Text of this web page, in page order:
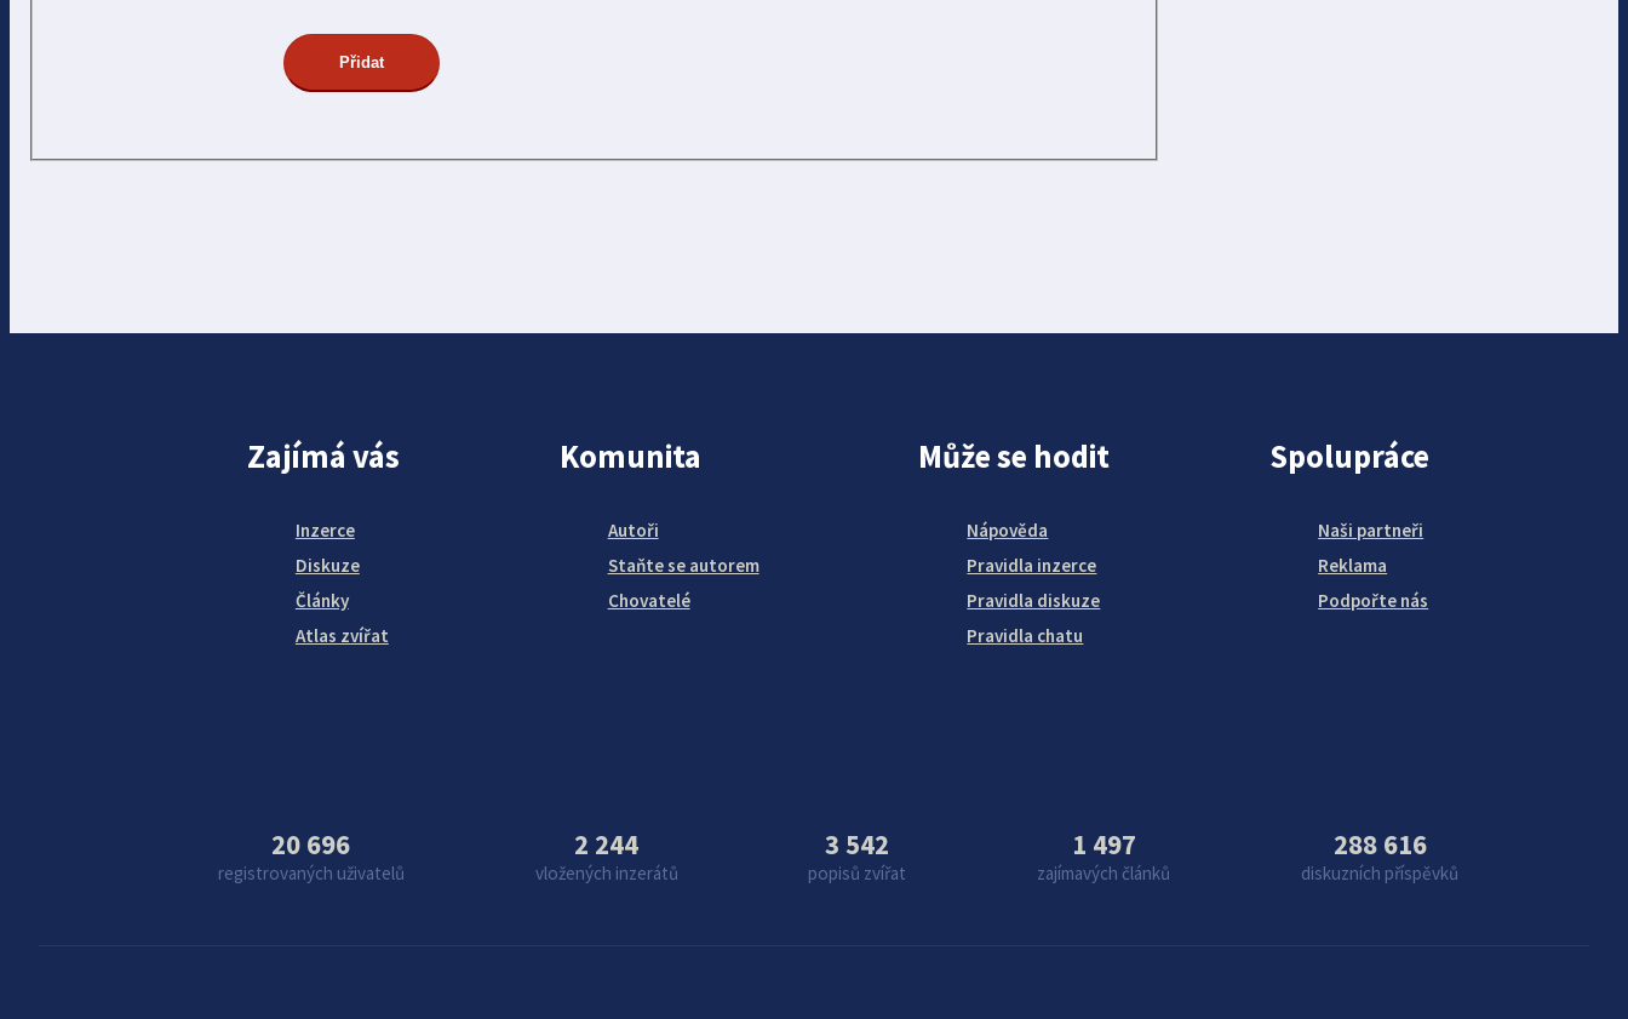
Zajímá vás
Inzerce
Diskuze
Články
Atlas zvířat
Komunita
Autoři
Staňte se autorem
Chovatelé
Může se hodit
Nápověda
Pravidla inzerce
Pravidla diskuze
Pravidla chatu
Spolupráce
Naši partneři
Reklama
Podpořte nás
20 696
registrovaných uživatelů
2 244
vložených inzerátů
3 542
popisů zvířat
1 497
zajímavých článků
288 616
diskuzních příspěvků